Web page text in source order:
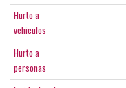
Hurto a
vehiculos
Hurto a
personas